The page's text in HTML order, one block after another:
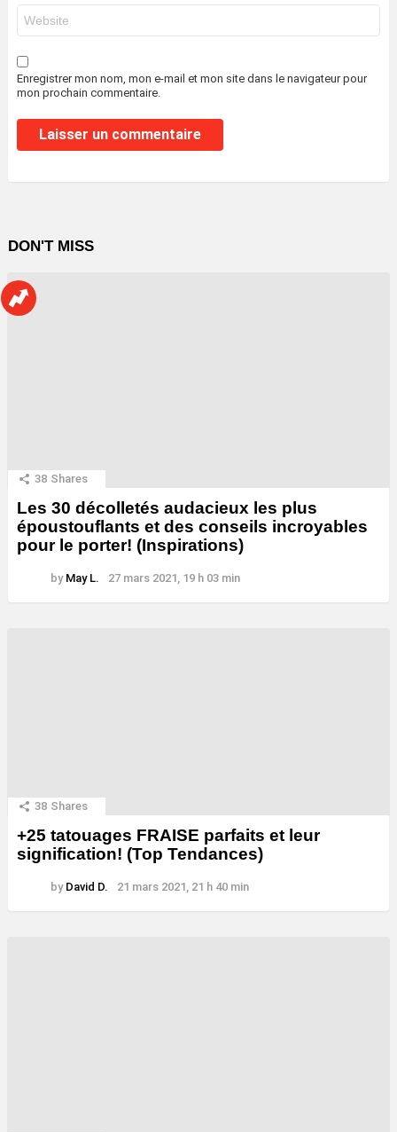
web
Enregistrer mon nom, mon e-mail et mon site dans le navigateur pour
mon prochain commentaire.
DON'T MISS
38 Shares
Les 30 décolletés audacieux les plus
époustouflants et des conseils incroyables
pour le porter! (Inspirations)
by May L. 27 mars 2021, 19 h 03 min
38 Shares
+25 tatouages ​​FRAISE parfaits et leur
signification! (Top Tendances)
by David D. 21 mars 2021, 21 h 40 min